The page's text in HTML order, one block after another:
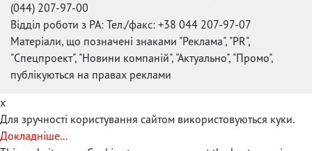
(044) 207-97-00
Відділ роботи з РА: Тел./факс: +38 044 207-97-07
Матеріали, що позначені знаками "Реклама", "PR",
"Спецпроект", "Новини компаній", "Актуально", "Промо",
публікуються на правах реклами
x
Для зручності користування сайтом використовуються куки.
Докладніше...